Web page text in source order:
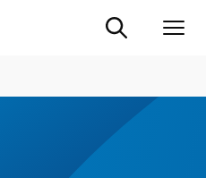
Suche ein-/